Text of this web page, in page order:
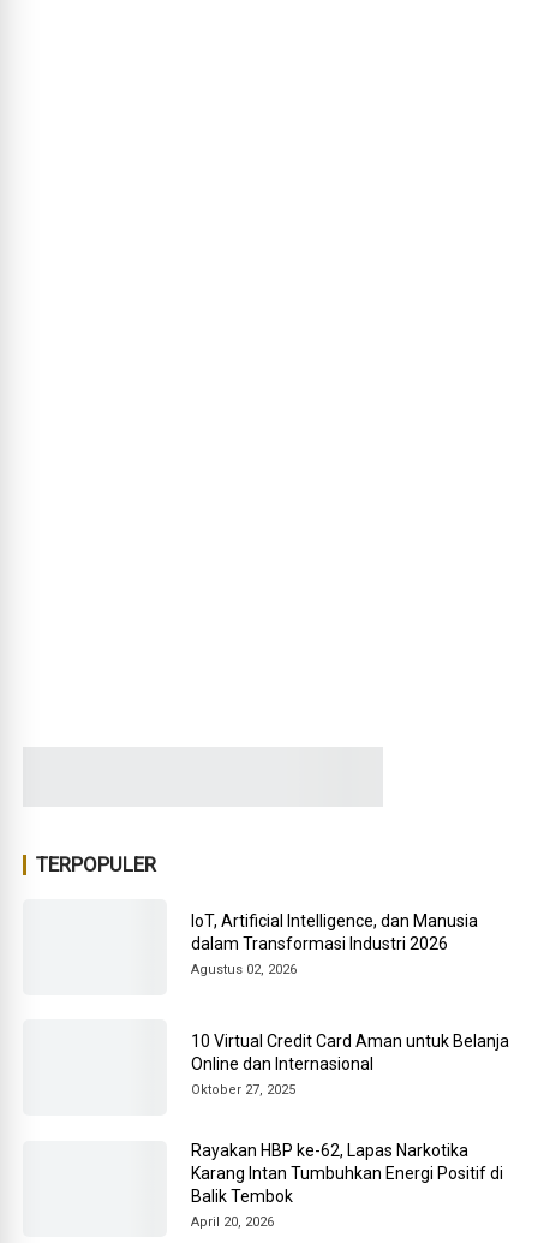
TERPOPULER
IoT, Artificial Intelligence, dan Manusia
dalam Transformasi Industri 2026
Agustus 02, 2026
10 Virtual Credit Card Aman untuk Belanja
Online dan Internasional
Oktober 27, 2025
Rayakan HBP ke-62, Lapas Narkotika
Karang Intan Tumbuhkan Energi Positif di
Balik Tembok
April 20, 2026